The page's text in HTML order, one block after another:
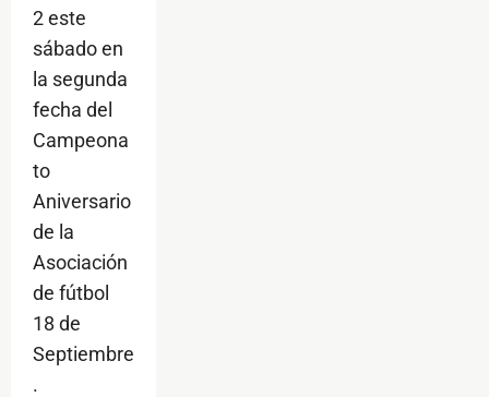
2 este
sábado en
la segunda
fecha del
Campeona
to
Aniversario
de la
Asociación
de fútbol
18 de
Septiembre
.